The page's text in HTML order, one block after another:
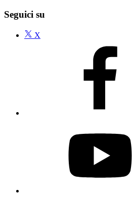
Seguici su
X